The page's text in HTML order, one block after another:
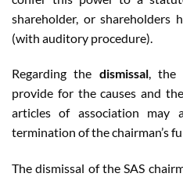
shareholder, or shareholders
(with auditory procedure).
Regarding the dismissal, the
provide for the causes and
articles of association may
termination of the chairman’s
The dismissal of the SAS